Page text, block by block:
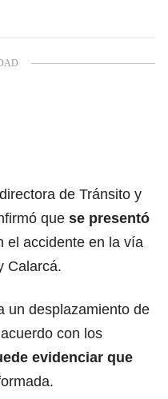
de Tránsito y
que se presentó
el accidente en la vía
Calarcá.
un desplazamiento de
con los
evidenciar que